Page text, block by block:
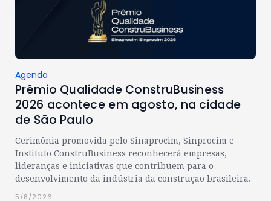
Agenda
Prêmio Qualidade ConstruBusiness
2026 acontece em agosto, na cidade
de São Paulo
Cerimônia promovida pelo Sinaprocim, Sinprocim e
Instituto ConstruBusiness reconhecerá empresas,
lideranças e iniciativas que contribuem para o
desenvolvimento da indústria da construção brasileira.
5/8/2026